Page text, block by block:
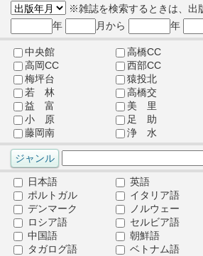
※雑誌を検索するときは、出
年
月から 年
中央館
高橋CC
高岡CC
西部CC
梅坪台
猿投北
若 林
高橋交
益 富
美 里
小 原
足 助
藤岡南
浄 水
日本語
英語
ポルトガル
イタリア語
デンマーク
ノルウェー
ロシア語
セルビア語
中国語
朝鮮語
タガログ語
ベトナム語